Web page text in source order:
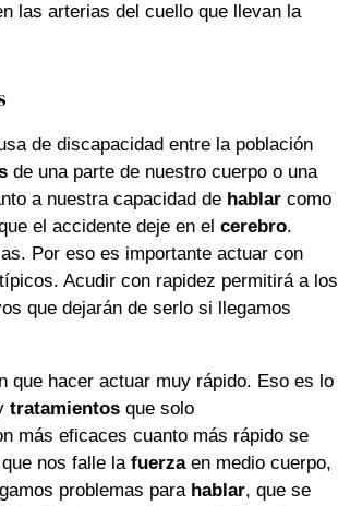
las arterias del cuello que llevan la
de discapacidad entre la población
de una parte de nuestro cuerpo o una
a nuestra capacidad de hablarcomo
el accidente deje en el cerebro.
Por eso es importante actuar con
Acudir con rapidez permitirá a los
que dejarán de serlo si llegamos
que hacer actuar muy rápido. Eso es lo
tratamientosque solo
más eficaces cuanto más rápido se
nos falle la fuerzaen medio cuerpo,
problemas para hablar, que se